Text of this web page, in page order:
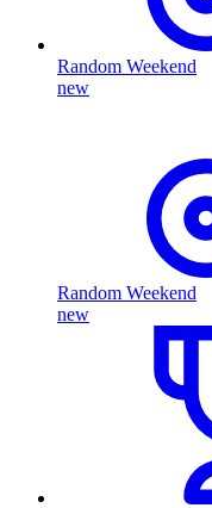
Random Weekend
new
Random Weekend
new